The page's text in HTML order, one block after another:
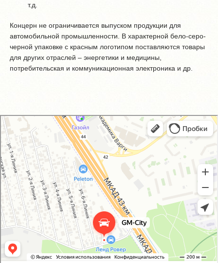
т.д.
Концерн не ограничивается выпуском продукции для
автомобильной промышленности. В характерной бело-серо-
черной упаковке с красным логотипом поставляются товары
для других отраслей – энергетики и медицины,
потребительская и коммуникационная электроника и др.
GM-City&VAG-Repair
Автосервис, автотехцентр в Москве
Магазин автозапчастей и автотоваров в Москве